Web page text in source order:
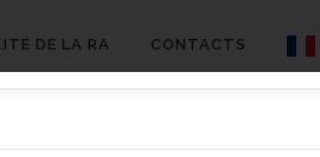
DE LA RA CONTACTS